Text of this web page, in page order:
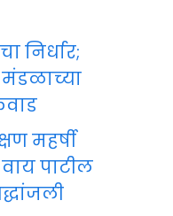
निर्धार;
महर्षी
पाटील